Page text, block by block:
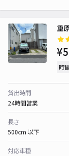
重
時
貸出時間
24時間営業
長さ
500cm 以下
対応車種